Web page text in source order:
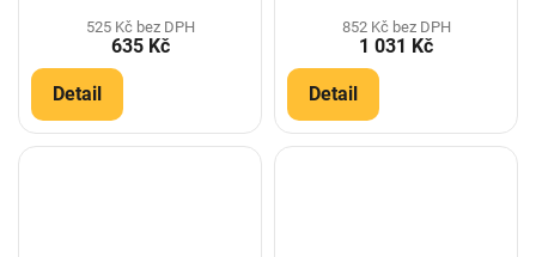
525 Kč bez DPH
635 Kč
Detail
852 Kč bez DPH
1 031 Kč
Detail